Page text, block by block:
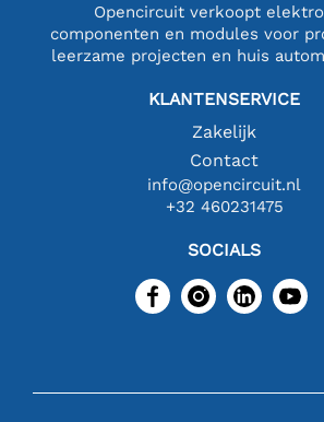
Opencircuit verkoopt
componenten en modules voor
leerzame projecten en huis
KLANTENSERVICE
Zakelijk
Contact
info@opencircuit.nl
+32 460231475
SOCIALS